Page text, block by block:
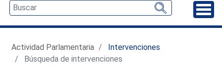
Actividad Parlamentaria
Intervenciones
Búsqueda de intervenciones